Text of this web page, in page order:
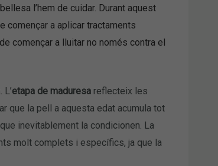
l’hem de cuidar. Durant aquest
començar a aplicar tractaments
començar a lluitar no només contra el
L’etapa de maduresareflecteix les
que la pell a aquesta edat acumula tot
inevitablement la condicionen. La
molt complets i específics, ja que la